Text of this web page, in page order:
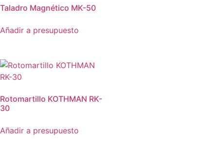
Taladro Magnético MK-50
Añadir a presupuesto
Rotomartillo KOTHMAN RK-
30
Añadir a presupuesto